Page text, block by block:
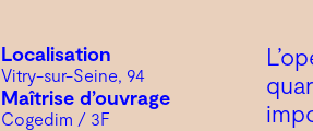
Localisation
Vitry-sur-Seine, 94
Maîtrise d’ouvrage
Cogedim / 3F